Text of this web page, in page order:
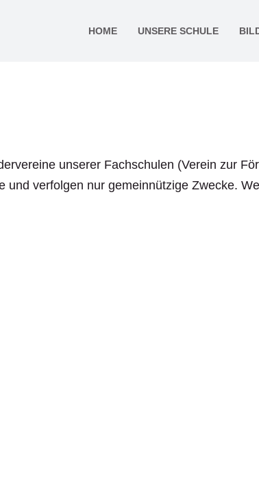
HOME UNSERE SCHULE
unserer Fachschulen (Verein zur
verfolgen nur gemeinnützige Zwecke.